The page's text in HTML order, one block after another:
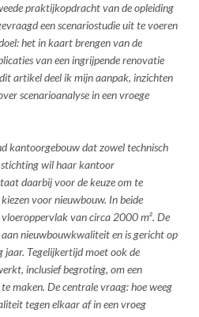
praktijkopdracht van de opleiding
een scenariostudie uit te voeren
het in kaart brengen van de
van een ingrijpende renovatie
artikel deel ik mijn aanpak, inzichten
scenarioanalyse in een vroege
kantoorgebouw dat zowel technisch
stichting wil haar kantoor
daarbij voor de keuze om te
voor nieuwbouw. In beide
van circa 2000 m². De
nieuwbouwkwaliteit en is gericht op
jaar. Tegelijkertijd moet ook de
inclusief begroting, om een
maken. De centrale vraag: hoe weeg
tegen elkaar af in een vroeg
Bernd Karstenberg
Contact